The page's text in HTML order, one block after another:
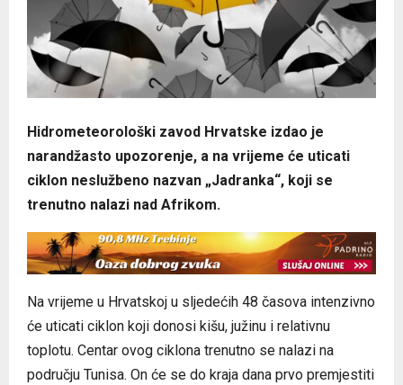
Hidrometeorološki zavod Hrvatske izdao je
narandžasto upozorenje, a na vrijeme će uticati
ciklon neslužbeno nazvan „Jadranka“, koji se
trenutno nalazi nad Afrikom.
Na vrijeme u Hrvatskoj u sljedećih 48 časova intenzivno
će uticati ciklon koji donosi kišu, južinu i relativnu
toplotu. Centar ovog ciklona trenutno se nalazi na
području Tunisa. On će se do kraja dana prvo premjestiti